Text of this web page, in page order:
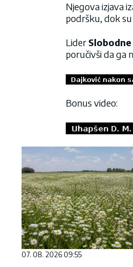
Njegova izjava
podršku, dok
Lider
poručivši da ga
Bonus video:
07. 08. 2026 09:55